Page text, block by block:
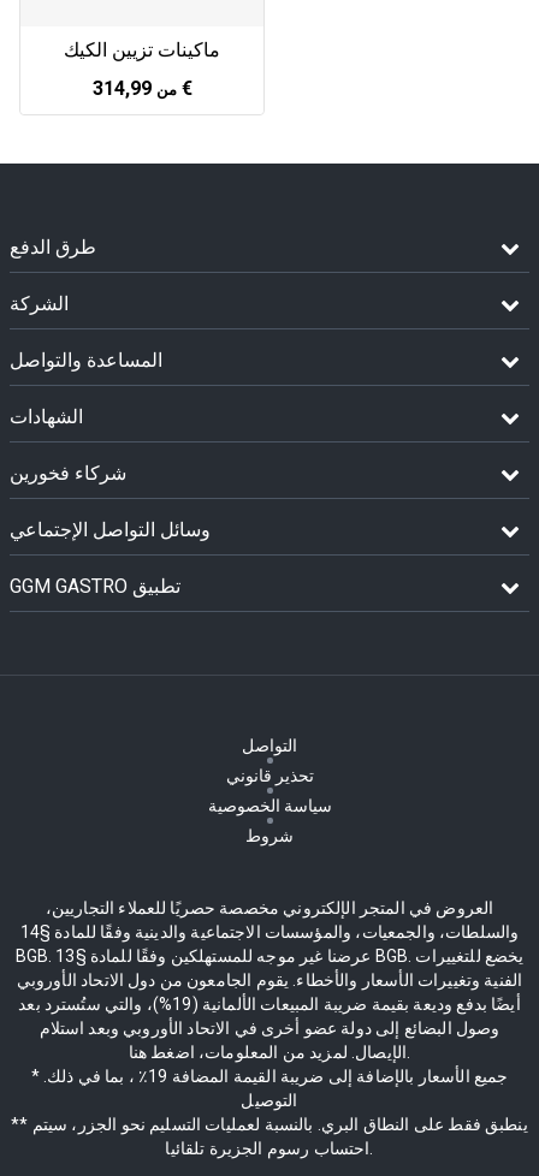
ماكينات تزيين الكيك
من314,99 €
طرق الدفع
الشركة
المساعدة والتواصل
الشهادات
شركاء فخورين
وسائل التواصل الإجتماعي
GGM GASTRO تطبيق
التواصل
تحذير قانوني
سياسة الخصوصية
شروط
العروض في المتجر الإلكتروني مخصصة حصريًا للعملاء التجاريين،
والسلطات، والجمعيات، والمؤسسات الاجتماعية والدينية وفقًا للمادة §14
BGB. عرضنا غير موجه للمستهلكين وفقًا للمادة §13 BGB. يخضع للتغييرات
الفنية وتغييرات الأسعار والأخطاء. يقوم الجامعون من دول الاتحاد الأوروبي
أيضًا بدفع وديعة بقيمة ضريبة المبيعات الألمانية (19%)، والتي ستُسترد بعد
وصول البضائع إلى دولة عضو أخرى في الاتحاد الأوروبي وبعد استلام
* جميع الأسعار بالإضافة إلى ضريبة القيمة المضافة 19٪ ، بما في ذلك.
التوصيل
** ينطبق فقط على النطاق البري. بالنسبة لعمليات التسليم نحو الجزر، سيتم